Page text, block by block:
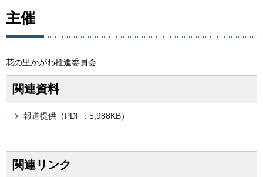
主催
花の里かがわ推進委員会
関連資料
報道提供（PDF：5,988KB）
関連リンク